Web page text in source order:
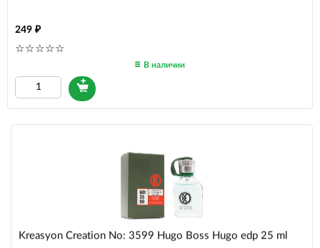
249
В наличии
Kreasyon Creation No: 3599 Hugo Boss Hugo edp 25 ml